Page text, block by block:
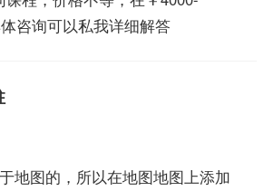
咨询可以私我详细解答
地图的，所以在地图地图上添加